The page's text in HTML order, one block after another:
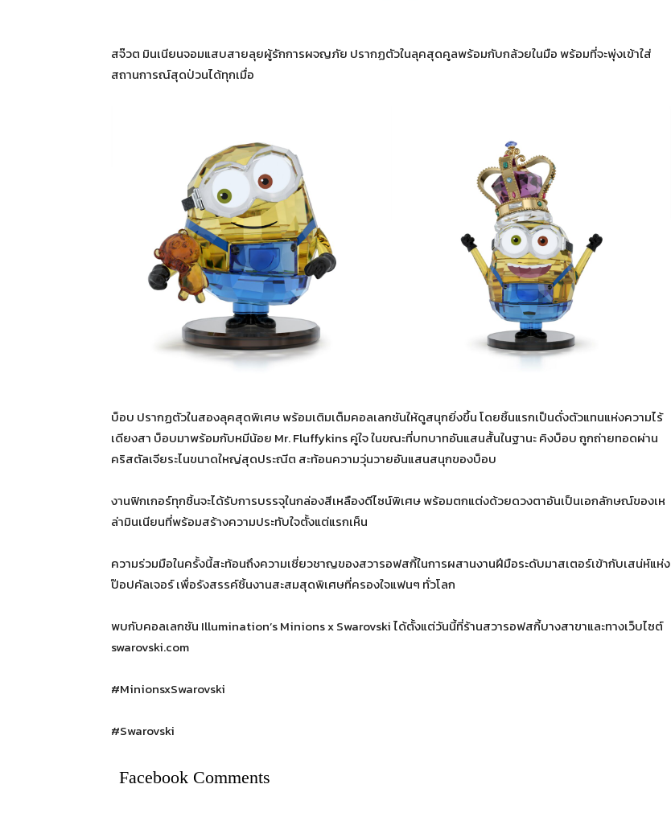
สจ๊วต มินเนียนจอมแสบสายลุยผู้รักการผจญภัย ปรากฏตัวในลุคสุดคูลพร้อมกับกล้วยในมือ พร้อมที่จะพุ่งเข้าใส่
สถานการณ์สุดป่วนได้ทุกเมื่อ
บ็อบ ปรากฏตัวในสองลุคสุดพิเศษ พร้อมเติมเต็มคอลเลกชันให้ดูสนุกยิ่งขึ้น โดยชิ้นแรกเป็นดั่งตัวแทนแห่งความไร้
เดียงสา บ็อบมาพร้อมกับหมีน้อย Mr. Fluffykins คู่ใจ ในขณะที่บทบาทอันแสนสั้นในฐานะ คิงบ็อบ ถูกถ่ายทอดผ่าน
คริสตัลเจียระไนขนาดใหญ่สุดประณีต สะท้อนความวุ่นวายอันแสนสนุกของบ็อบ
งานฟิกเกอร์ทุกชิ้นจะได้รับการบรรจุในกล่องสีเหลืองดีไซน์พิเศษ พร้อมตกแต่งด้วยดวงตาอันเป็นเอกลักษณ์ของเห
ล่ามินเนียนที่พร้อมสร้างความประทับใจตั้งแต่แรกเห็น
ความร่วมมือในครั้งนี้สะท้อนถึงความเชี่ยวชาญของสวารอฟสกี้ในการผสานงานฝีมือระดับมาสเตอร์เข้ากับเสน่ห์แห่ง
ป๊อปคัลเจอร์ เพื่อรังสรรค์ชิ้นงานสะสมสุดพิเศษที่ครองใจแฟนๆ ทั่วโลก
พบกับคอลเลกชัน Illumination’s Minions x Swarovski ได้ตั้งแต่วันนี้ที่ร้านสวารอฟสกี้บางสาขาและทางเว็บไซต์
swarovski.com
#MinionsxSwarovski
#Swarovski
Facebook Comments